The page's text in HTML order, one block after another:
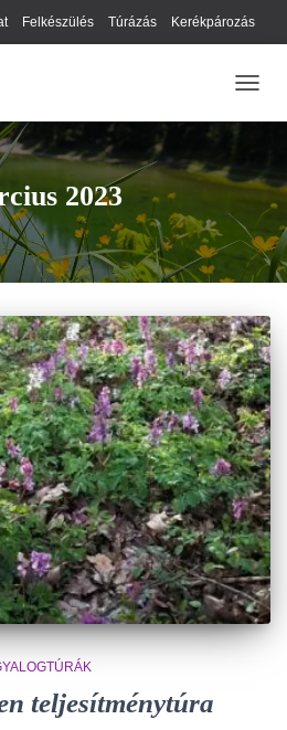
Felkészülés Túrázás Kerékpározás
2023
teljesítménytúra